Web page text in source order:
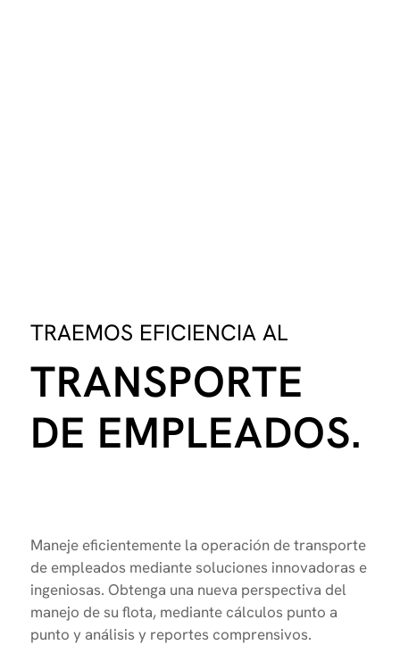
TRAEMOS EFICIENCIA AL
TRANSPORTE
DE EMPLEADOS.
Maneje eficientemente la operación de transporte
de empleados mediante soluciones innovadoras e
ingeniosas. Obtenga una nueva perspectiva del
manejo de su flota, mediante cálculos punto a
punto y análisis y reportes comprensivos.